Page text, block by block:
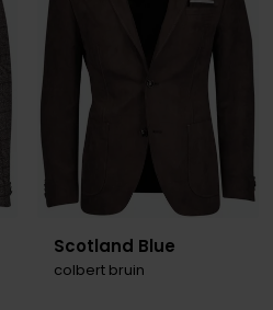
Scotland Blue
colbert bruin